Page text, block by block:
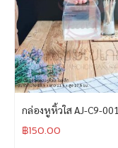
กล่องหูหิ้วใส AJ-C9-001
฿150.00